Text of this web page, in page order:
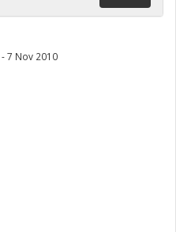
- 7 Nov 2010